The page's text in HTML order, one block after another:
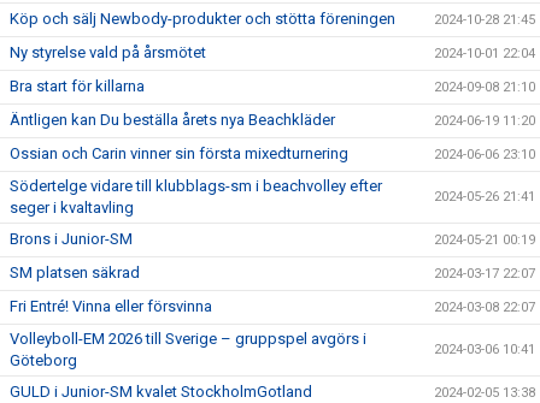
Köp och sälj Newbody-produkter och stötta föreningen 2024-10-28 21:45
Ny styrelse vald på årsmötet 2024-10-01 22:04
Bra start för killarna 2024-09-08 21:10
Äntligen kan Du beställa årets nya Beachkläder 2024-06-19 11:20
Ossian och Carin vinner sin första mixedturnering 2024-06-06 23:10
Södertelge vidare till klubblags-sm i beachvolley efter
seger i kvaltavling
2024-05-26 21:41
Brons i Junior-SM 2024-05-21 00:19
SM platsen säkrad 2024-03-17 22:07
Fri Entré! Vinna eller försvinna 2024-03-08 22:07
Volleyboll-EM 2026 till Sverige – gruppspel avgörs i
Göteborg
2024-03-06 10:41
GULD i Junior-SM kvalet StockholmGotland 2024-02-05 13:38